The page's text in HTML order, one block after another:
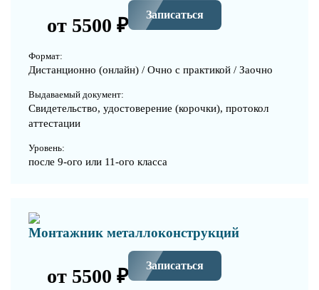
от 5500 ₽ Записаться
Формат:
Дистанционно (онлайн) / Очно с практикой / Заочно
Выдаваемый документ:
Свидетельство, удостоверение (корочки), протокол
аттестации
Уровень:
после 9-ого или 11-ого класса
Монтажник металлоконструкций
от 5500 ₽ Записаться